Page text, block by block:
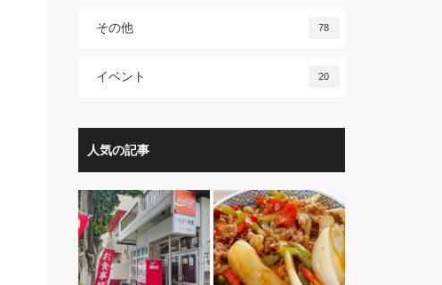
その他 78
イベント 20
人気の記事